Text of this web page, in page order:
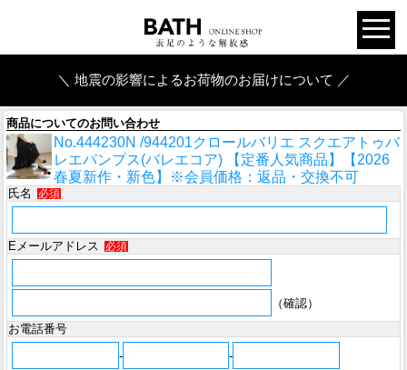
＼ 地震の影響によるお荷物のお届けについて ／
商品についてのお問い合わせ
No.444230N /944201クロールバリエ スクエアトゥバ
レエパンプス(バレエコア) 【定番人気商品】【2026
春夏新作・新色】※会員価格：返品・交換不可
氏名 必須
Eメールアドレス 必須
（確認）
お電話番号
-
-